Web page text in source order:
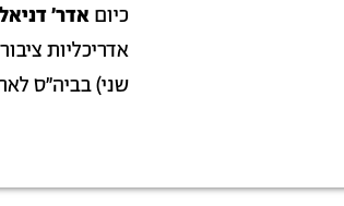
כיוםאדר'
אדריכליות
שני) בביה"ס